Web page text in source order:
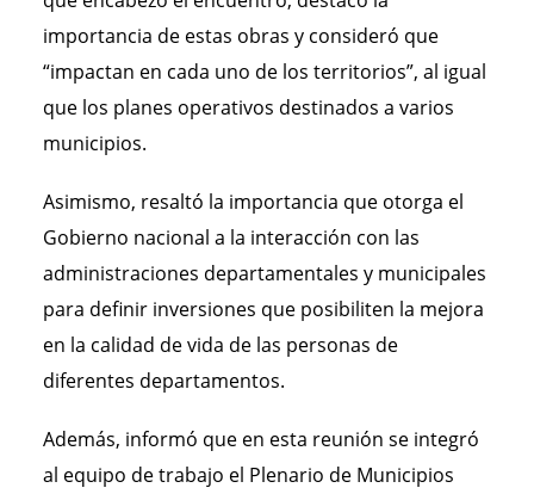
importancia de estas obras y consideró que
“impactan en cada uno de los territorios”, al igual
que los planes operativos destinados a varios
municipios.
Asimismo, resaltó la importancia que otorga el
Gobierno nacional a la interacción con las
administraciones departamentales y municipales
para definir inversiones que posibiliten la mejora
en la calidad de vida de las personas de
diferentes departamentos.
Además, informó que en esta reunión se integró
al equipo de trabajo el Plenario de Municipios